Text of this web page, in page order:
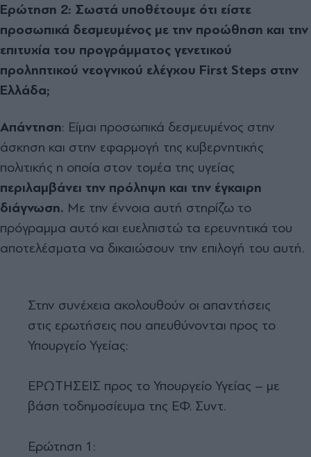
Ερώτηση 2: Σωστά υποθέτουμε ότι είστε
προσωπικά δεσμευμένος με την προώθηση και την
επιτυχία του προγράμματος γενετικού
προληπτικού νεογνικού ελέγχου First Steps στην
Ελλάδα;
Απάντηση: Είμαι προσωπικά δεσμευμένος στην
άσκηση και στην εφαρμογή της κυβερνητικής
πολιτικής η οποία στον τομέα της υγείας
περιλαμβάνει την πρόληψη και την έγκαιρη
διάγνωση. Με την έννοια αυτή στηρίζω το
πρόγραμμα αυτό και ευελπιστώ τα ερευνητικά του
αποτελέσματα να δικαιώσουν την επιλογή του αυτή.
Στην συνέχεια ακολουθούν οι απαντήσεις
στις ερωτήσεις που απευθύνονται προς το
Υπουργείο Υγείας:
ΕΡΩΤΗΣΕΙΣ προς το Υπουργείο Υγείας – με
βάση τοδημοσίευμα της ΕΦ. Συντ.
Ερώτηση 1: